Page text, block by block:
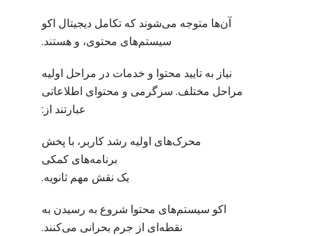
آن‌ها متوجه می‌شوند که تکامل دیجیتال اکو
سیستم‌های محتوی، و هستند.
نیاز به تایید محتوا و خدمات در مراحل اولیه
مراحل مختلف. سرگرمی و محتوای اطلاعاتی
عبارتند از:
محرک‌های اولیه رشد کاربر، با پخش
برنامه‌های کمکی
یک نقش مهم ثانویه.
اکو سیستم‌های محتوا شروع به رسیدن به
نقطه‌ای از جرم بحرانی می‌کنند.